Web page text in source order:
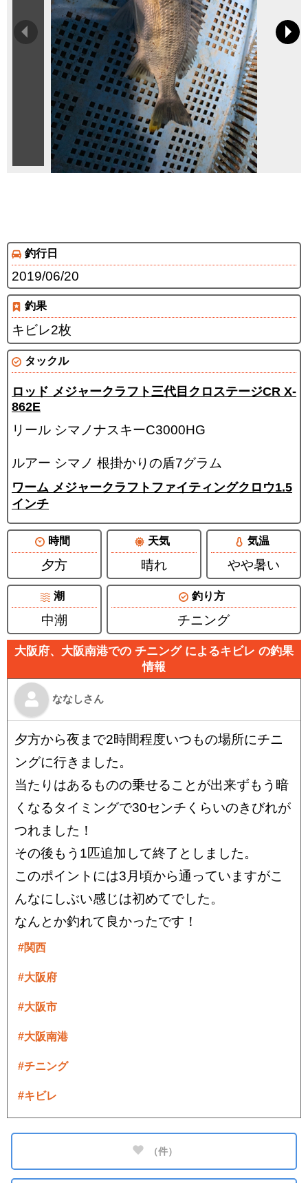
釣行日
2019/06/20
釣果
キビレ2枚
タックル
ロッド メジャークラフト三代目クロステージCR X-
862E
リール シマノナスキーC3000HG
ルアー シマノ 根掛かりの盾7グラム
ワーム メジャークラフトファイティングクロウ1.5
インチ
時間
夕方
天気
晴れ
気温
やや暑い
潮
中潮
釣り方
チニング
大阪府、大阪南港での チニング によるキビレ の釣果
情報
ななしさん
夕方から夜まで2時間程度いつもの場所にチニ
ングに行きました。
当たりはあるものの乗せることが出来ずもう暗
くなるタイミングで30センチくらいのきびれが
つれました！
その後もう1匹追加して終了としました。
このポイントには3月頃から通っていますがこ
んなにしぶい感じは初めてでした。
なんとか釣れて良かったです！
#関西
#大阪府
#大阪市
#大阪南港
#チニング
#キビレ
（件）